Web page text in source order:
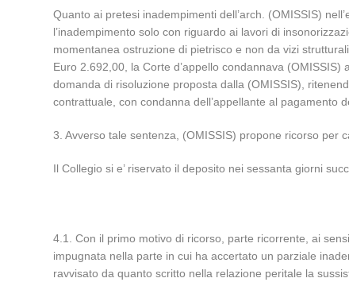
Quanto ai pretesi inadempimenti dell’arch. (OMISSIS)
l’inadempimento solo con riguardo ai lavori di
momentanea ostruzione di pietrisco e non da vizi
Euro 2.692,00, la Corte d’appello condannava
domanda di risoluzione proposta dalla (OMISSIS),
contrattuale, con condanna dell’appellante al pagamento
3. Avverso tale sentenza, (OMISSIS) propone ricorso per
Il Collegio si e’ riservato il deposito nei sessanta giorni
4.1. Con il primo motivo di ricorso, parte ricorrente, ai
impugnata nella parte in cui ha accertato un parziale
ravvisato da quanto scritto nella relazione peritale la